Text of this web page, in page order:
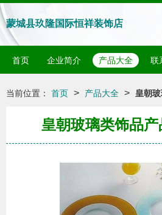
蒙城县玖隆国际恒祥装饰店
首页 企业简介 产品大全 联
当前位置： 首页 > 产品大全 > 皇朝
皇朝玻璃类饰品